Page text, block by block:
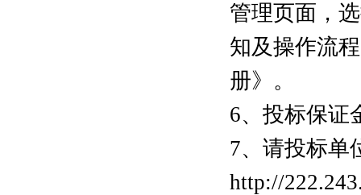
管理页面，
知及操作流
册》。
6、投标保证
7、请投标单
http://